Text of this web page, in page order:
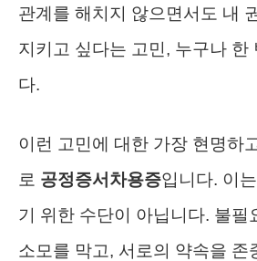
관계를 해치지 않으면서도 내
지키고 싶다는 고민, 누구나 한
다.
이런 고민에 대한 가장 현명하
로 공정증서차용증입니다. 이
기 위한 수단이 아닙니다. 불필
소모를 막고, 서로의 약속을 존